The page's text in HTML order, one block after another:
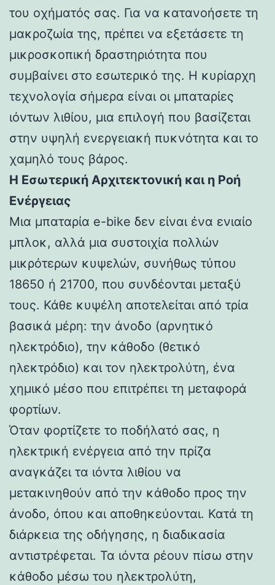
του οχήματός σας. Για να κατανοήσετε τη
μακροζωία της, πρέπει να εξετάσετε τη
μικροσκοπική δραστηριότητα που
συμβαίνει στο εσωτερικό της. Η κυρίαρχη
τεχνολογία σήμερα είναι οι μπαταρίες
ιόντων λιθίου, μια επιλογή που βασίζεται
στην υψηλή ενεργειακή πυκνότητα και το
χαμηλό τους βάρος.
Η Εσωτερική Αρχιτεκτονική και η Ροή
Ενέργειας
Μια μπαταρία e-bike δεν είναι ένα ενιαίο
μπλοκ, αλλά μια συστοιχία πολλών
μικρότερων κυψελών, συνήθως τύπου
18650 ή 21700, που συνδέονται μεταξύ
τους. Κάθε κυψέλη αποτελείται από τρία
βασικά μέρη: την άνοδο (αρνητικό
ηλεκτρόδιο), την κάθοδο (θετικό
ηλεκτρόδιο) και τον ηλεκτρολύτη, ένα
χημικό μέσο που επιτρέπει τη μεταφορά
φορτίων.
Όταν φορτίζετε το ποδήλατό σας, η
ηλεκτρική ενέργεια από την πρίζα
αναγκάζει τα ιόντα λιθίου να
μετακινηθούν από την κάθοδο προς την
άνοδο, όπου και αποθηκεύονται. Κατά τη
διάρκεια της οδήγησης, η διαδικασία
αντιστρέφεται. Τα ιόντα ρέουν πίσω στην
κάθοδο μέσω του ηλεκτρολύτη,